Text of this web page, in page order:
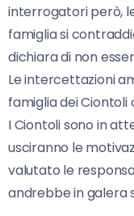
interrogatori però,
famiglia si
dichiara di non
Le intercettazioni
famiglia dei
I Ciontoli sono in
usciranno le
valutato le
andrebbe in galera